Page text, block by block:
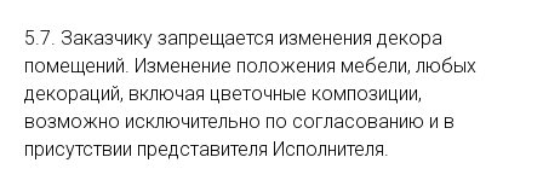
5.7. Заказчику запрещается изменения декора
помещений. Изменение положения мебели, любых
декораций, включая цветочные композиции,
возможно исключительно по согласованию и в
присутствии представителя Исполнителя.